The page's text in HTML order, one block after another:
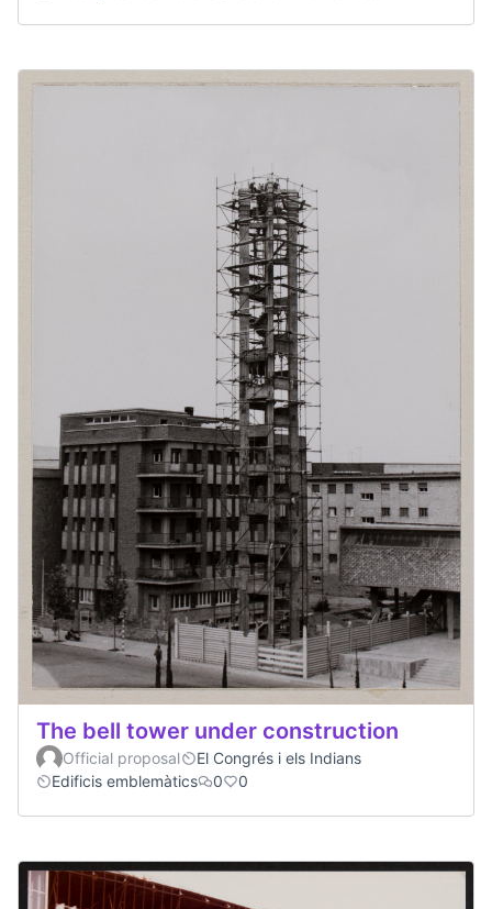
The bell tower under construction
Official proposal
El Congrés i els Indians
Edificis emblemàtics
0 0